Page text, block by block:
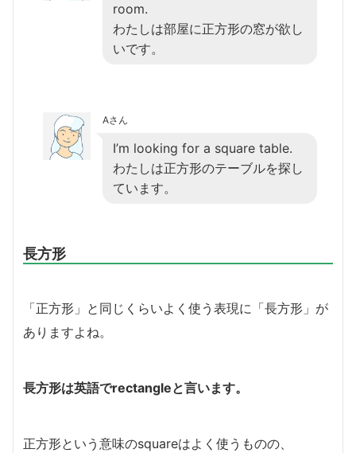
room.
わたしは部屋に正方形の窓が欲し
いです。
Aさん
I’m looking for a square table.
わたしは正方形のテーブルを探し
ています。
長方形
「正方形」と同じくらいよく使う表現に「長方形」が
ありますよね。
長方形は英語でrectangleと言います。
正方形という意味のsquareはよく使うものの、